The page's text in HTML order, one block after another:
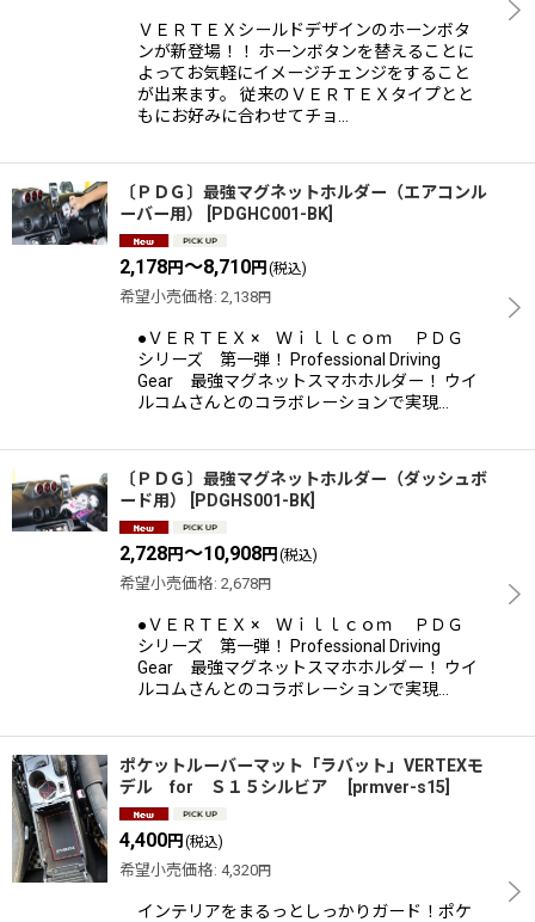
ＶＥＲＴＥＸシールドデザインのホーンボタ
ンが新登場！！ ホーンボタンを替えることに
よってお気軽にイメージチェンジをすること
が出来ます。 従来のＶＥＲＴＥＸタイプとと
もにお好みに合わせてチョ…
〔ＰＤＧ〕最強マグネットホルダー（エアコンル
ーバー用）
PDGHC001-BK
2,178円～8,710円 (税込)
希望小売価格: 2,138円
●ＶＥＲＴＥＸ × Ｗｉｌｌｃｏｍ ＰＤＧ
シリーズ 第一弾！ Professional Driving
Gear 最強マグネットスマホホルダー！ ウイ
ルコムさんとのコラボレーションで実現…
〔ＰＤＧ〕最強マグネットホルダー（ダッシュボ
ード用）
PDGHS001-BK
2,728円～10,908円 (税込)
希望小売価格: 2,678円
●ＶＥＲＴＥＸ × Ｗｉｌｌｃｏｍ ＰＤＧ
シリーズ 第一弾！ Professional Driving
Gear 最強マグネットスマホホルダー！ ウイ
ルコムさんとのコラボレーションで実現…
ポケットルーバーマット「ラバット」VERTEXモ
デル for Ｓ１５シルビア
prmver-s15
4,400円 (税込)
希望小売価格: 4,320円
インテリアをまるっとしっかりガード！ポケ